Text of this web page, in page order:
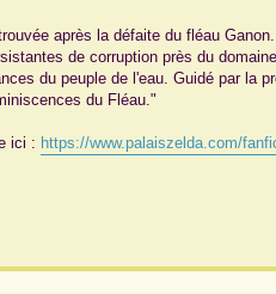
après la défaite du fléau
de corruption près du
du peuple de l'eau. Guidé par la
du Fléau."
ici : https://www.palaiszelda.com/